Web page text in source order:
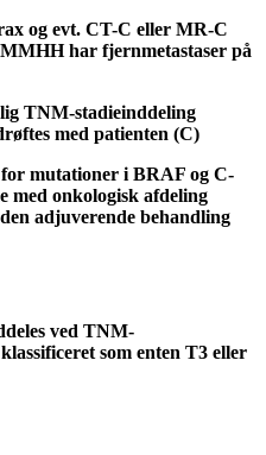
og evt. CT-C eller MR-C
har fjernmetastaser på
TNM-stadieinddeling
med patienten (C)
mutationer i BRAF og C-
med onkologisk afdeling
adjuverende behandling
ved TNM-
som enten T3 eller